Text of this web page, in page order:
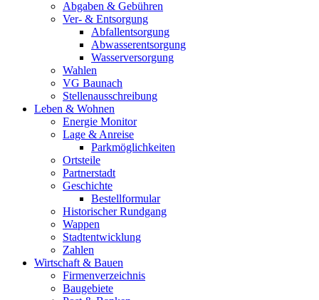
Abgaben & Gebühren
Ver- & Entsorgung
Abfallentsorgung
Abwasserentsorgung
Wasserversorgung
Wahlen
VG Baunach
Stellenausschreibung
Leben & Wohnen
Energie Monitor
Lage & Anreise
Parkmöglichkeiten
Ortsteile
Partnerstadt
Geschichte
Bestellformular
Historischer Rundgang
Wappen
Stadtentwicklung
Zahlen
Wirtschaft & Bauen
Firmenverzeichnis
Baugebiete